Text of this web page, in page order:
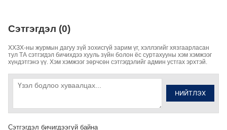
Сэтгэгдэл (0)
ХХЗХ-ны журмын дагуу зүй зохисгүй зарим үг, хэллэгийг хязгаарласан
тул ТА сэтгэгдэл бичихдээ хууль зүйн болон ёс суртахууны хэм хэмжээг
хүндэтгэнэ үү. Хэм хэмжээг зөрчсөн сэтгэгдэлийг админ устгах эрхтэй.
НИЙТЛЭХ
Сэтгэгдэл бичигдээгүй байна